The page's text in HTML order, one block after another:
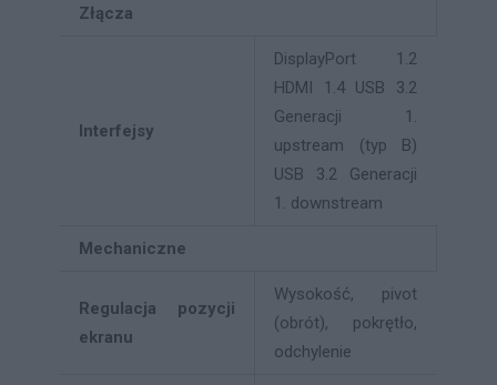
Złącza
Interfejsy
DisplayPort 1.2
HDMI 1.4 USB 3.2
Generacji 1.
upstream (typ B)
USB 3.2 Generacji
1. downstream
Mechaniczne
Regulacja pozycji
ekranu
Wysokość, pivot
(obrót), pokrętło,
odchylenie